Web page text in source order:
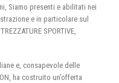
Siamo presenti e abilitati nei
e in particolare sul
SPORTIVE,
e, consapevole delle
ha costruito un’offerta